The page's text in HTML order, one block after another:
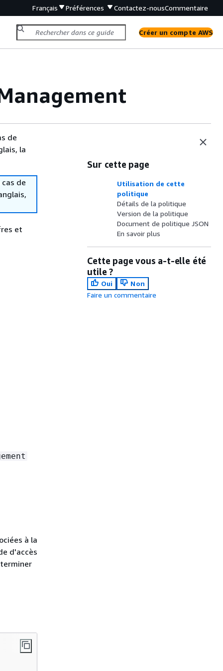
Français Préférences Contactez-nousCommentaire
Créer un compte AWS
de
la
de
et
à la
d'accès
Sur cette page
Utilisation de cette
politique
Détails de la politique
Version de la politique
Document de politique JSON
En savoir plus
Cette page vous a-t-elle été
utile ?
Oui
Non
Faire un commentaire